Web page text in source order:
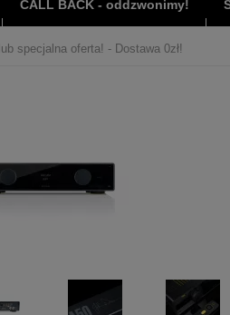
CALL BACK - oddzwonimy!
specjalna oferta! - Dostawa 0zł!